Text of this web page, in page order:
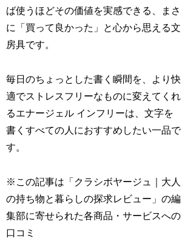
ば使うほどその価値を実感できる、まさ
に「買って良かった」と心から思える文
房具です。
毎日のちょっとした書く瞬間を、より快
適でストレスフリーなものに変えてくれ
るエナージェル インフリーは、文字を
書くすべての人におすすめしたい一品で
す。
※この記事は「クラシボヤージュ｜大人
の持ち物と暮らしの探求レビュー」の編
集部に寄せられた各商品・サービスへの
口コミ